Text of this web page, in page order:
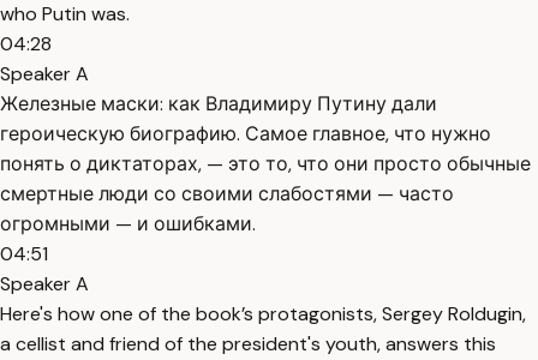
who Putin was.
04:28
Speaker A
Железные маски: как Владимиру Путину дали
героическую биографию. Самое главное, что нужно
понять о диктаторах, — это то, что они просто обычные
смертные люди со своими слабостями — часто
огромными — и ошибками.
04:51
Speaker A
Here's how one of the book’s protagonists, Sergey Roldugin,
a cellist and friend of the president's youth, answers this